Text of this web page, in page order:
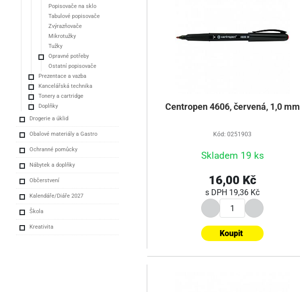
Popisovače na sklo
Tabulové popisovače
Zvýrazňovače
Mikrotužky
Tužky
Opravné potřeby
Ostatní popisovače
Prezentace a vazba
Kancelářská technika
Tonery a cartridge
Doplňky
Drogerie a úklid
Obalové materiály a Gastro
Ochranné pomůcky
Nábytek a doplňky
Občerstvení
Kalendáře/Diáře 2027
Škola
Kreativita
Centropen 4606, červená, 1,0 mm
Kód: 0251903
Skladem 19 ks
16,00 Kč
s DPH 19,36 Kč
Koupit